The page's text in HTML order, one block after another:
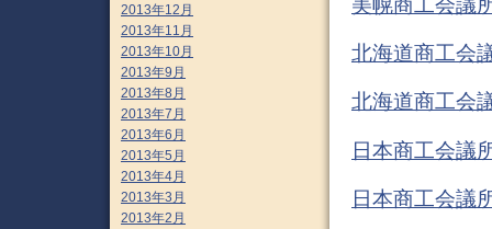
美幌商工会議
北海道商工会
北海道商工会
日本商工会議
日本商工会議
2013年12月
2013年11月
2013年10月
2013年9月
2013年8月
2013年7月
2013年6月
2013年5月
2013年4月
2013年3月
2013年2月